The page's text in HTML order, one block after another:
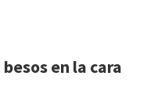
en la cara